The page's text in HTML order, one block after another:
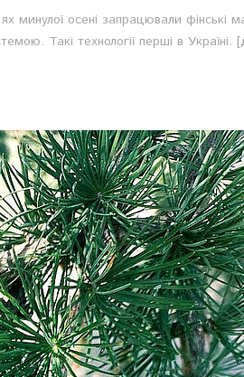
минулої осені запрацювали
Такі технології перші в Україні.